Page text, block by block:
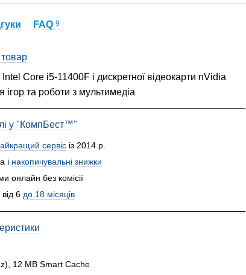
FAQ9
Core i5-11400F і дискретної відеокарти nVidia
та роботи з мультимедіа
у "КомпБест™"
сервісіз 2014 р.
і накопичувальні знижки
онлайн без комісії
6 до 18 місяців
12 MB Smart Cache